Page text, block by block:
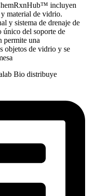
incluyen
material de vidrio.
y sistema de drenaje de
único del soporte de
permite una
objetos de vidrio y se